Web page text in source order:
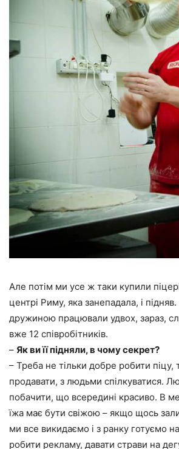
Але потім ми усе ж таки купили
центрі Риму, яка занепадала, і
дружиною працювали удвох, зараз,
вже 12 співробітників.
– Як ви її підняли, в чому секрет?
– Треба не тільки добре робити піцу,
продавати, з людьми спілкуватися.
побачити, що всередині красиво. В
їжа має бути свіжою – якщо щось
ми все викидаємо і з ранку готуємо
робити рекламу, давати страви на